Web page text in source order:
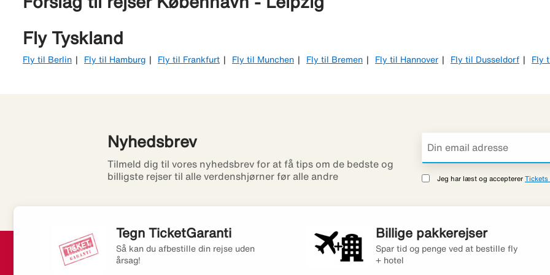
Fly Tyskland
Fly til Berlin Fly til Hamburg Fly til Frankfurt Fly til Munchen Fly til Bremen Fly til Hannover Fly til Dusseldorf Fly
Nyhedsbrev
Tilmeld dig til vores nyhedsbrev for at få tips om de bedste og
billigste rejser til alle verdenshjørner før alle andre
Jeg har læst og accepterer Tickets
Tegn TicketGaranti
Så kan du afbestille din rejse uden
årsag!
Billige pakkerejser
Spar tid og penge ved at bestille fly
+ hotel